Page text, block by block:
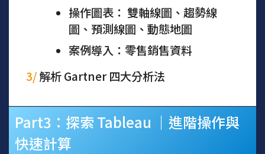
操作圖表： 雙軸線圖、趨勢線
圖、預測線圖、動態地圖
案例導入：零售銷售資料
3/解析 Gartner 四大分析法
Part3：探索 Tableau ｜進階操作與
快速計算